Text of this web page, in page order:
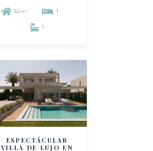
52 m² 1
1
ESPECTÁCULAR
VILLA DE LUJO EN